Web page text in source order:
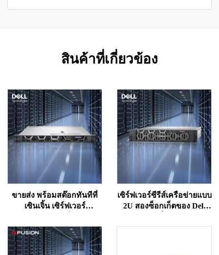
สินค้าที่เกี่ยวข้อง
ขายส่ง พร้อมสต๊อกทันทีที่
เซินเจิ้น เซิร์ฟเวอร์
PowerEdge R450 เซิร์ฟเวอร์
แบบแร็ก NAS แบบ
Precision ที่ใช้โปรเซสเซอร์
เซิร์ฟเวอร์ซีรีส์เครือข่ายแบบ
2U สองซ็อกเก็ตของ Dell
R730, R740, R750, R760XS,